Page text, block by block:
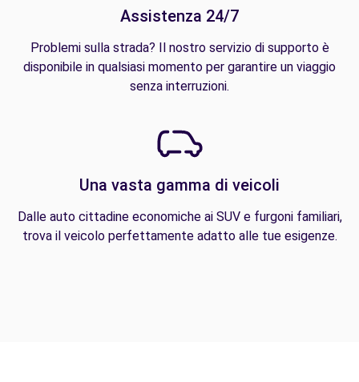
Assistenza 24/7
Problemi sulla strada? Il nostro servizio di supporto è
disponibile in qualsiasi momento per garantire un viaggio
senza interruzioni.
Una vasta gamma di veicoli
Dalle auto cittadine economiche ai SUV e furgoni familiari,
trova il veicolo perfettamente adatto alle tue esigenze.